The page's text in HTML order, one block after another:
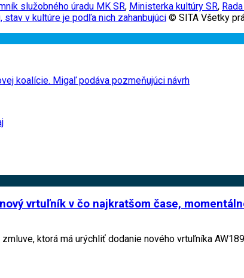
služobného úradu MK SR, Ministerka kultúry SR,
v kultúre je podľa nich zahanbujúci © SITA Všetky
koalície. Migaľ podáva pozmeňujúci návrh
vrtuľník v čo najkratšom čase,
ktorá má urýchliť dodanie nového vrtuľníka